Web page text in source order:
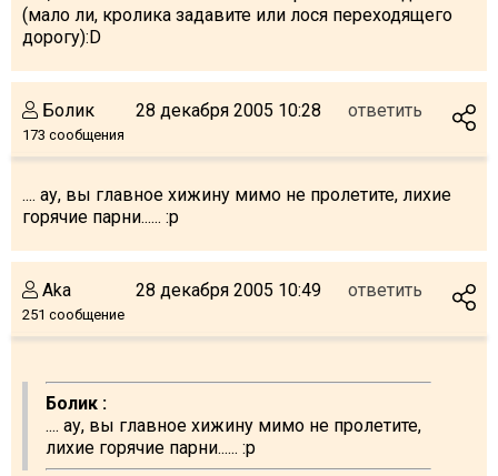
(мало ли, кролика задавите или лося переходящего
дорогу):D
Болик
173 сообщения
28 декабря 2005 10:28 ответить
.... ау, вы главное хижину мимо не пролетите, лихие
горячие парни...... :p
Aka
251 сообщение
28 декабря 2005 10:49 ответить
Болик :
.... ау, вы главное хижину мимо не пролетите,
лихие горячие парни...... :p